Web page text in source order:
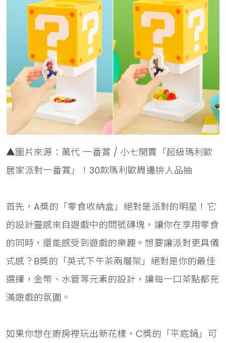
▲圖片來源：萬代 一番賞 / 小七開賣「超級瑪利歐
居家派對一番賞」！30款瑪利歐周邊拚人品抽
首先，A獎的「零食收納盒」絕對是派對的明星！它
的設計靈感來自遊戲中的問號磚塊，讓你在享用零食
的同時，還能感受到遊戲的樂趣。想要讓派對更具儀
式感？B獎的「英式下午茶兩層架」絕對是你的最佳
選擇，金幣、水管等元素的設計，讓每一口茶點都充
滿遊戲的氛圍。
如果你想在廚房裡玩出新花樣，C獎的「平底鍋」可